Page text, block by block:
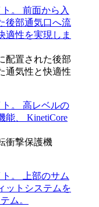
配置された後部
通気性と快適性
衝撃保護機